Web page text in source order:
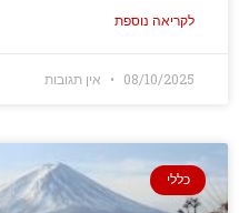
לקריאה נוספת
08/10/2025 אין תגובות
כללי